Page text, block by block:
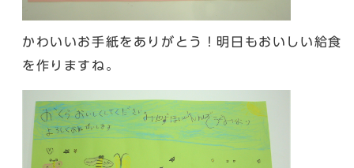
かわいいお手紙をありがとう！明日もおいしい給食
を作りますね。